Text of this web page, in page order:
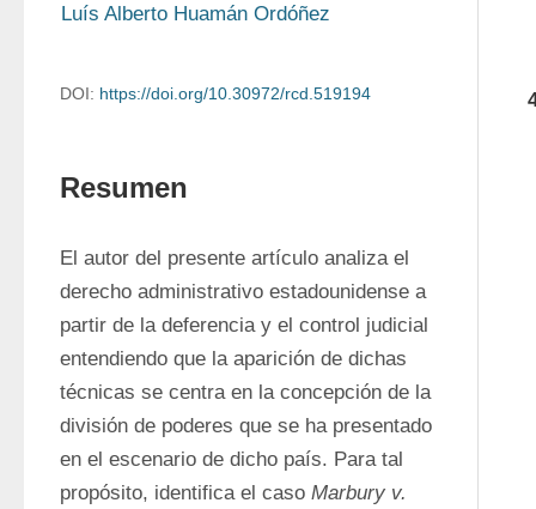
Luís Alberto Huamán Ordóñez
DOI: https://doi.org/10.30972/rcd.519194
Resumen
El autor del presente artículo analiza el
derecho administrativo estadounidense a
partir de la deferencia y el control judicial
entendiendo que la aparición de dichas
técnicas se centra en la concepción de la
división de poderes que se ha presentado
en el escenario de dicho país. Para tal
propósito, identifica el caso Marbury v.